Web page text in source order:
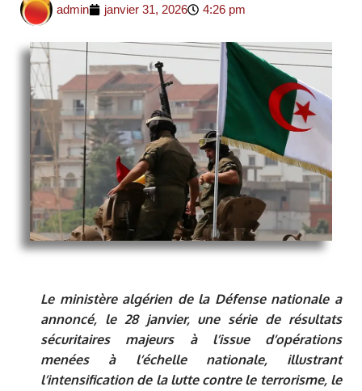
admin janvier 31, 2026 4:26 pm
Le ministère algérien de la Défense nationale a
annoncé, le 28 janvier, une série de résultats
sécuritaires majeurs à l’issue d’opérations
menées à l’échelle nationale, illustrant
l’intensification de la lutte contre le terrorisme, le